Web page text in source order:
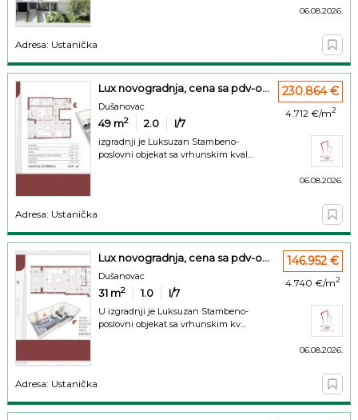
06.08.2026.
Adresa: Ustanička
Lux novogradnja, cena sa pdv-o...
Dušanovac
49 m2 2.0 I/7
izgradnji je Luksuzan Stambeno-
poslovni objekat sa vrhunskim kval...
230.864 €
4.712 €/m2
06.08.2026.
Adresa: Ustanička
Lux novogradnja, cena sa pdv-o...
Dušanovac
31 m2 1.0 I/7
U izgradnji je Luksuzan Stambeno-
poslovni objekat sa vrhunskim kv...
146.952 €
4.740 €/m2
06.08.2026.
Adresa: Ustanička